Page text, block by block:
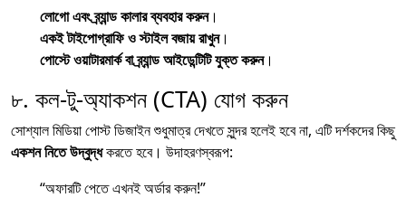
লোগো এবং ব্র্যান্ড কালার ব্যবহার করুন।
একই টাইপোগ্রাফি ও স্টাইল বজায় রাখুন।
পোস্টে ওয়াটারমার্ক বা ব্র্যান্ড আইডেন্টিটি যুক্ত করুন।
৮. কল-টু-অ্যাকশন (CTA) যোগ করুন
সোশ্যাল মিডিয়া পোস্ট ডিজাইন শুধুমাত্র দেখতে সুন্দর হলেই হবে না, এটি দর্শকদের কিছু
একশন নিতে উদ্বুদ্ধকরতে হবে। উদাহরণস্বরূপ:
“অফারটি পেতে এখনই অর্ডার করুন!”